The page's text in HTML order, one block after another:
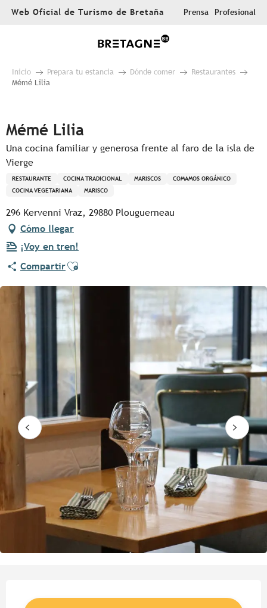
AllerWeb Oficial de Turismo de Bretaña Prensa Profesional
Inicio Prepara tu estancia Dónde comer
Restaurantes
Mémé Lilia
Mémé Lilia
Una cocina familiar y generosa frente al faro de la isla de
Vierge
RESTAURANTE COCINA TRADICIONAL MARISCOS
COMAMOS ORGÁNICO
COCINA VEGETARIANA
MARISCO
296 Kervenni Vraz, 29880 Plouguerneau
Cómo llegar
¡Voy en tren!
CompartirAjouter aux favoris